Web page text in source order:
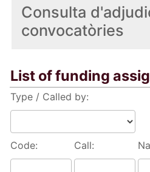
Consulta
convocatòries
List of funding
Type / Called by:
Code: Call: